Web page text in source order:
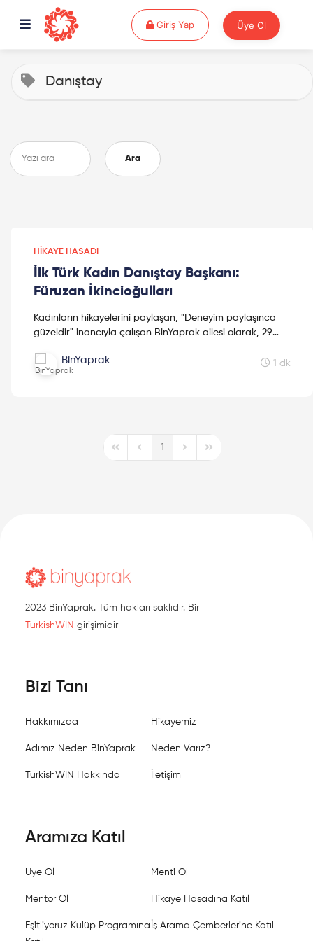
Giriş YapGiriş Yap Üye Ol
Danıştay
Ara
HIKAYE HASADI
İlk Türk Kadın Danıştay Başkanı:
Füruzan İkincioğulları
Kadınların hikayelerini paylaşan, "Deneyim paylaşınca
güzeldir" inancıyla çalışan BinYaprak ailesi olarak, 29
Cumhuriyetimizin 2. yüzyılına kadınların hikayelerini
hediye etmek için çıktığımız Hikaye Hasadına, ilklerin
BinYaprak 1 dk
First PagePrevious Page
1
Next PageLast Page
2023 BinYaprak. Tüm hakları saklıdır. Bir
TurkishWIN girişimidir
Bizi Tanı
Hakkımızda Hikayemiz
Adımız Neden BinYaprak Neden Varız?
TurkishWIN Hakkında İletişim
Aramıza Katıl
Üye Ol Menti Ol
Mentor Ol Hikaye Hasadına Katıl
Eşitliyoruz Kulüp Programına İş Arama Çemberlerine Katıl